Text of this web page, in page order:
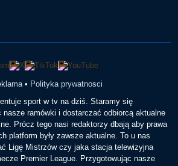
• Polityka prywatnosci
sport w tv na dziś. Staramy się
nasze ramówki i dostarczać odbiorcą aktualne
Prócz tego nasi redaktorzy dbają aby prawa
platform były zawsze aktualne. To u nas
Ligę Mistrzów czy jaka stacja telewizyjna
Premier League. Przygotowując nasze